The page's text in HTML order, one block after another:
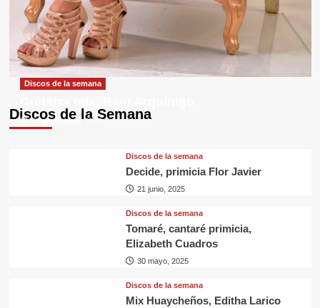
Discos de la Semana
Discos de la semana
29 septiembre, 2025
Discos de la semana
Decide, primicia Flor Javier
21 junio, 2025
Discos de la semana
Tomaré, cantaré primicia,
Elizabeth Cuadros
30 mayo, 2025
Discos de la semana
Mix Huaycheños, Editha Larico